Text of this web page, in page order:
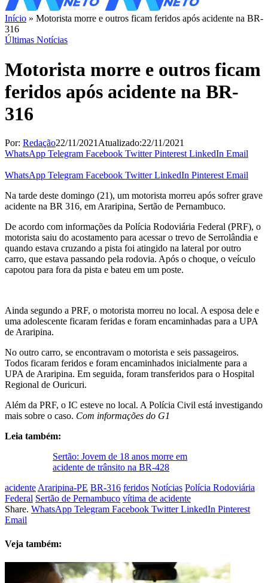
Início » Motorista morre e outros ficam feridos após acidente na BR-
316
Últimas Notícias
Motorista morre e outros ficam
feridos após acidente na BR-
316
Por: Redação22/11/2021 Atualizado:22/11/2021
WhatsApp Telegram Facebook Twitter Pinterest LinkedIn Email
WhatsApp Telegram Facebook Twitter LinkedIn Pinterest Email
Na tarde deste domingo (21), um motorista morreu após sofrer grave
acidente na BR 316, em Araripina, Sertão de Pernambuco.
De acordo com informações da Polícia Rodoviária Federal (PRF), o
motorista saiu do acostamento para acessar o trevo de Serrolândia e
quando estava cruzando a pista foi atingido na lateral por outro
carro, que estava passando pela rodovia. Após o choque, o veículo
capotou para fora da pista e bateu em um poste.
Ainda segundo a PRF, o motorista morreu no local. A esposa dele e
uma adolescente ficaram feridas e foram encaminhadas para a UPA
de Araripina.
No outro carro, se encontravam o motorista e seis passageiros.
Todos ficaram feridos e foram encaminhados inicialmente para a
UPA de Araripina. Em seguida, foram transferidos para o Hospital
Regional de Ouricuri.
Além da PRF, o IC esteve no local. A Polícia Civil está investigando
mais sobre o caso. Com informações do G1
Leia também:
Sertão: Jovem de 18 anos morre em
acidente de trânsito na BR-428
acidente Araripina-PE BR-316 feridos Notícias Polícia Rodoviária
Federal Sertão de Pernambuco vítima de acidente
Share. WhatsApp Telegram Facebook Twitter LinkedIn Pinterest
Email
Veja também: